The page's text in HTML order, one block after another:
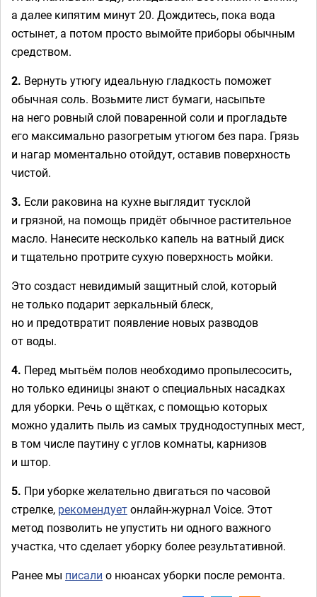
а далее кипятим минут 20. Дождитесь, пока вода
остынет, а потом просто вымойте приборы обычным
средством.
2. Вернуть утюгу идеальную гладкость поможет
обычная соль. Возьмите лист бумаги, насыпьте
на него ровный слой поваренной соли и прогладьте
его максимально разогретым утюгом без пара. Грязь
и нагар моментально отойдут, оставив поверхность
чистой.
3. Если раковина на кухне выглядит тусклой
и грязной, на помощь придёт обычное растительное
масло. Нанесите несколько капель на ватный диск
и тщательно протрите сухую поверхность мойки.
Это создаст невидимый защитный слой, который
не только подарит зеркальный блеск,
но и предотвратит появление новых разводов
от воды.
4. Перед мытьём полов необходимо пропылесосить,
но только единицы знают о специальных насадках
для уборки. Речь о щётках, с помощью которых
можно удалить пыль из самых труднодоступных мест,
в том числе паутину с углов комнаты, карнизов
и штор.
5. При уборке желательно двигаться по часовой
стрелке, рекомендуетонлайн-журнал Voice. Этот
метод позволить не упустить ни одного важного
участка, что сделает уборку более результативной.
Ранее мы писали о нюансах уборки после ремонта.